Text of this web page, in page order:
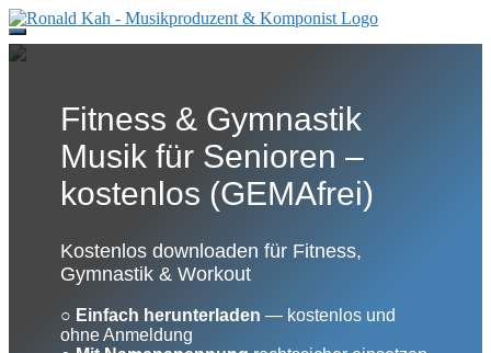
Direkt
zum
Inhalt
Fitness & Gymnastik
Musik für Senioren –
kostenlos (GEMAfrei)
Kostenlos downloaden für Fitness,
Gymnastik & Workout
○ Einfach herunterladen — kostenlos und
ohne Anmeldung